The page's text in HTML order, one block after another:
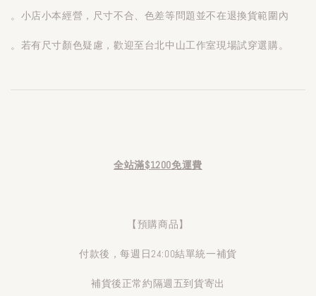
。小店小本經營，尺寸不合、色差等問題並不在退換貨範圍內
。若有尺寸顏色疑慮，歡迎至台北中山工作室現場試穿選購。
全站滿$1200免運費
【預購商品】
付款後，每週日24:00結單統一補貨
補貨後正常約隔週五到貨寄出